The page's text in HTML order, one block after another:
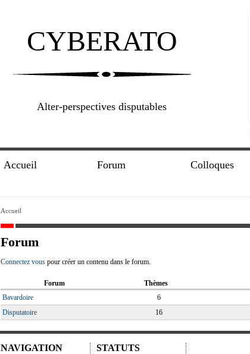
CYBERATO
Alter-perspectives disputables
Accueil Forum Colloques
Accueil
Forum
Connectez vous pour créer un contenu dans le forum.
Forum Thèmes
Bavardoire
6
Disputatoire
16
NAVIGATION STATUTS